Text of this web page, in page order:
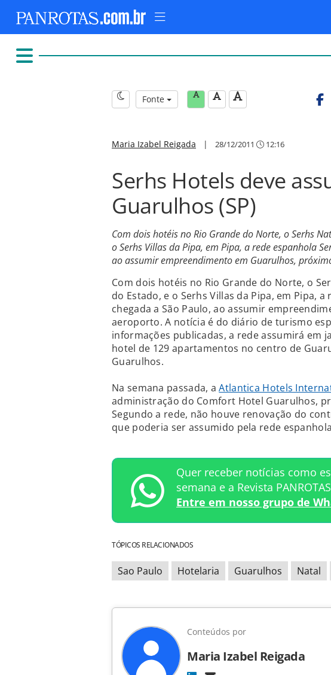
Fonte
Maria Izabel Reigada | 28/12/2011 12:16
Serhs Hotels deve
Guarulhos (SP)
Com dois hotéis no Rio Grande do Norte, o Serhs
o Serhs Villas da Pipa, em Pipa, a rede espanhola
ao assumir empreendimento em Guarulhos,
Com dois hotéis no Rio Grande do Norte, o
do Estado, e o Serhs Villas da Pipa, em Pipa,
chegada a São Paulo, ao assumir
aeroporto. A notícia é do diário de turismo
informações publicadas, a rede assumirá em
hotel de 129 apartamentos no centro de
Guarulhos.
Na semana passada, aAtlantica Hotels
administração do Comfort Hotel Guarulhos,
Segundo a rede, não houve renovação do
que poderia ser assumido pela rede
Quer receber notícias como
semana e a Revista
Entre em nosso grupo de
TÓPICOS RELACIONADOS
Sao Paulo Hotelaria Guarulhos Natal
Conteúdos por
Maria Izabel Reigada